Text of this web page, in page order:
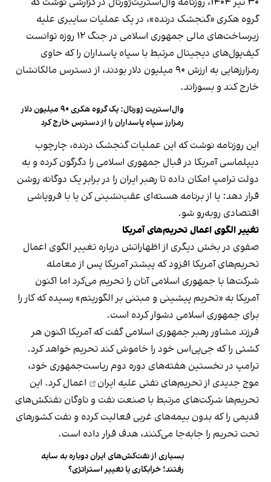
گروه هکری «گنجشک درنده»، در یک عملیات سایبری علیه
زیرساخت‌های مالی جمهوری اسلامی در جنگ ۱۲ روزه توانست
کیف‌پول‌های دیجیتال مرتبط با سپاه پاسداران را که حاوی
رمزارزهایی به ارزش ۹۰ میلیون دلار بودند، از دسترس مالکانشان
خارج کند و بسوزاند.
وال‌استریت ژورنال: یک گروه هکری ۹۰ میلیون دلار
رمزارز سپاه پاسداران را از دسترس خارج کرد
این روزنامه نوشت که این عملیات گنجشک درنده، چارچوب
دیپلماسی آمریکا در قبال جمهوری اسلامی را دگرگون کرده و به
دولت ترامپ امکان داده تا رهبر ایران را در برابر یک دوگانه‌ روشن
قرار دهد: یا از برنامه هسته‌ای عقب‌نشینی کن یا با فروپاشی
اقتصادی روبه‌رو شو.
تغییر الگوی اعمال تحریم‌های آمریکا
صفوی در بخش دیگری از اظهاراتش درباره تغییر الگوی اعمال
تحریم‌های آمریکا افزود که پیشتر آمریکا پس از معامله
شرکت‌ها با جمهوری اسلامی آنان را تحریم می‌کرد اما اکنون
آمریکا به «تحریم پیشینی و مبتنی بر الگوریتم» رسیده که کار را
برای جمهوری اسلامی دشوار کرده است.
فرزند مشاور رهبر جمهوری اسلامی گفت که آمریکا اکنون هر
کشتی را که جی‌پی‌اس خود را خاموش کند تحریم خواهد کرد.
ترامپ در نخستین هفته‌های دوره دوم ریاست‌جمهوری خود،
موج جدیدی از تحریم‌های نفتی علیه ایران
اعمال کرد. این
تحریم‌ها شرکت‌های مرتبط با صنعت نفت و ناوگان نفتکش‌های
قدیمی را که بدون بیمه‌های غربی فعالیت کرده و نفت کشورهای
تحت تحریم را جابه‌جا می‌کنند، هدف قرار داده است.
بسیاری از نفت‌کش‌های ایران دوباره به سایه
رفتند؛ خرابکاری یا تغییر استراتژی؟